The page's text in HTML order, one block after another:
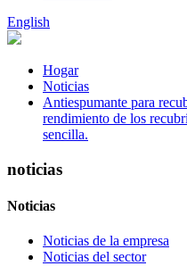
English
Hogar
Noticias
Antiespumante para
rendimiento de los
sencilla.
noticias
Noticias
Noticias de la empresa
Noticias del sector